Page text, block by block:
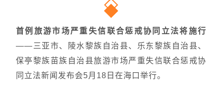
首例旅游市场严重失信联合惩戒协同立法将施行
——三亚市、陵水黎族自治县、乐东黎族自治县、
保亭黎族苗族自治县旅游市场严重失信联合惩戒协
同立法新闻发布会5月18日在海口举行。